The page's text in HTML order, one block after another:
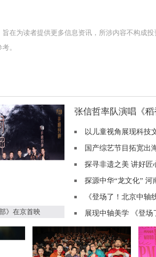
在为读者提供更多信息资讯，所涉内容不构成
。
》在京首映
张信哲率队演唱《
以儿童视角展现科技
国产综艺节目拓宽出
探寻非遗之美 讲好匠
探源中华“龙文化” 河
《登场了！北京中轴
展现中轴美学 《登